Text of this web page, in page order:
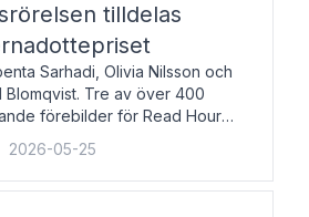
tilldelas
Sarhadi, Olivia Nilsson och
Blomqvist. Tre av över 400
förebilder för Read Hour
Foto: Michael Wall. Den ideella
Läsrörelsen tilldelas
2026 för att den
2026-05-25